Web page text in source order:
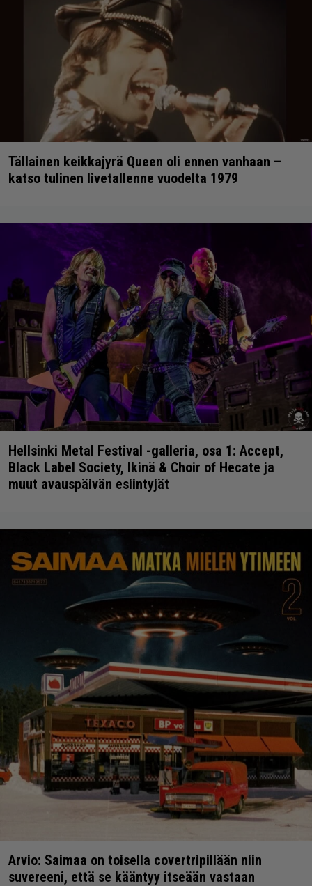
Tällainen keikkajyrä Queen oli ennen vanhaan –
katso tulinen livetallenne vuodelta 1979
Hellsinki Metal Festival -galleria, osa 1: Accept,
Black Label Society, Ikinä & Choir of Hecate ja
muut avauspäivän esiintyjät
Arvio: Saimaa on toisella covertripillään niin
suvereeni, että se kääntyy itseään vastaan